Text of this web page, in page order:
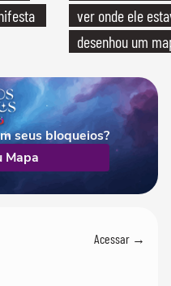
ver onde ele
desenhou um
seus bloqueios?
Mapa
Acessar →